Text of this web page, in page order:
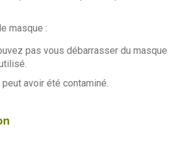
masque :
pas vous débarrasser du masque
avoir été contaminé.